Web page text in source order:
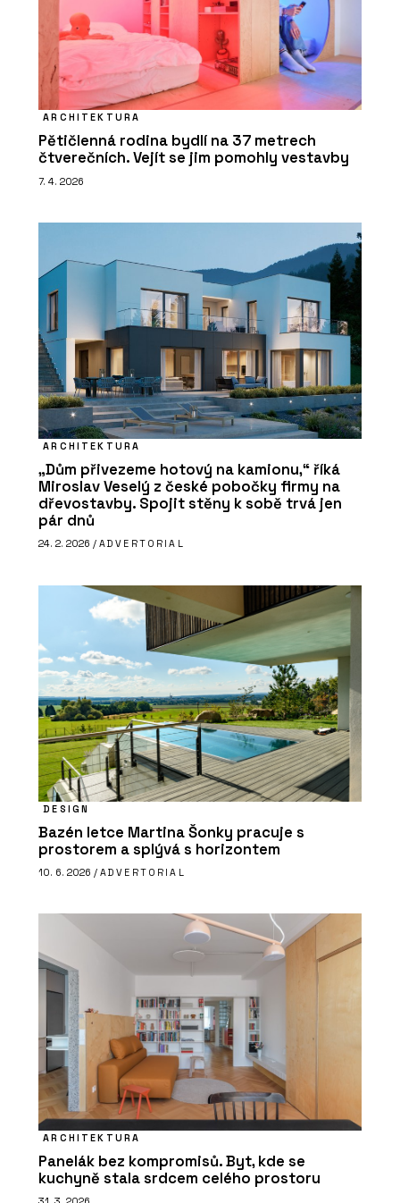
ARCHITEKTURA
Pětičlenná rodina bydlí na 37 metrech
čtverečních. Vejít se jim pomohly vestavby
7. 4. 2026
ARCHITEKTURA
„Dům přivezeme hotový na kamionu,“ říká
Miroslav Veselý z české pobočky firmy na
dřevostavby. Spojit stěny k sobě trvá jen
pár dnů
24. 2. 2026 / ADVERTORIAL
DESIGN
Bazén letce Martina Šonky pracuje s
prostorem a splývá s horizontem
10. 6. 2026 / ADVERTORIAL
ARCHITEKTURA
Panelák bez kompromisů. Byt, kde se
kuchyně stala srdcem celého prostoru